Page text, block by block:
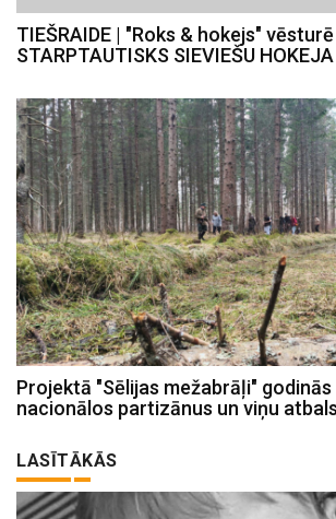
TIEŠRAIDE | "Roks & hokejs"
STARPTAUTISKS SIEVIEŠU
Projektā "Sēlijas mežabrāļi"
nacionālos partizānus un viņu
LASĪTĀKĀS